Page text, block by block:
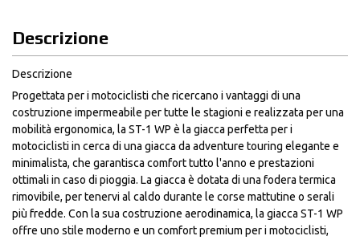
Descrizione
Descrizione
Progettata per i motociclisti che ricercano i vantaggi di una
costruzione impermeabile per tutte le stagioni e realizzata per una
mobilità ergonomica, la ST-1 WP è la giacca perfetta per i
motociclisti in cerca di una giacca da adventure touring elegante e
minimalista, che garantisca comfort tutto l'anno e prestazioni
ottimali in caso di pioggia. La giacca è dotata di una fodera termica
rimovibile, per tenervi al caldo durante le corse mattutine o serali
più fredde. Con la sua costruzione aerodinamica, la giacca ST-1 WP
offre uno stile moderno e un comfort premium per i motociclisti,